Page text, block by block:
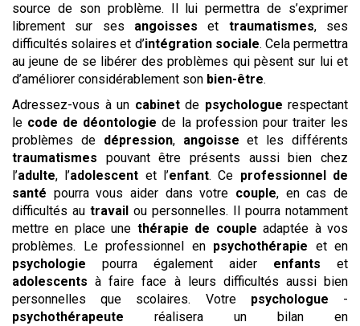
source de son problème. Il lui permettra de s’exprimer
librement sur ses angoisses et traumatismes, ses
difficultés solaires et d’intégration sociale. Cela permettra
au jeune de se libérer des problèmes qui pèsent sur lui et
d’améliorer considérablement son bien-être.
Adressez-vous à un cabinetde psychologue respectant
le code de déontologie de la profession pour traiter les
problèmes de dépression, angoisse et les différents
traumatismes pouvant être présents aussi bien chez
l’adulte, l’adolescent et l’enfant. Ce professionnel de
santé pourra vous aider dans votre couple, en cas de
difficultés au travail ou personnelles. Il pourra notamment
mettre en place une thérapie de couple adaptée à vos
problèmes. Le professionnel en psychothérapie et en
psychologie pourra également aider enfants et
adolescents à faire face à leurs difficultés aussi bien
personnelles que scolaires. Votre psychologue -
psychothérapeute réalisera un bilan en